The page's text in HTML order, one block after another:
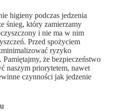
higieny podczas jedzenia
śnieg, który zamierzamy
i nie ma w nim
Przed spożyciem
ryzyko
że bezpieczeństwo
naszym priorytetem, nawet
czynności jak jedzenie